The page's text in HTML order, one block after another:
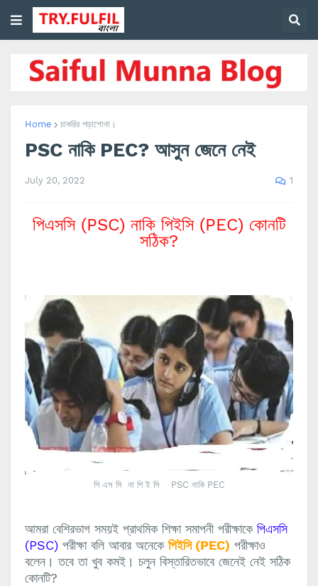
Home চাকরির পড়াশোনা।
PSC নাকি PEC? আসুন জেনে নেই
July 20, 2022 1
পিএসসি (PSC) নাকি পিইসি (PEC) কোনটি
সঠিক?
পি এস সি না পি ই সি PSC নাকি PEC
আমরা বেশিরভাগ সময়ই প্রাথমিক শিক্ষা সমাপনী পরীক্ষাকে পিএসসি
(PSC) পরীক্ষা বলি আবার অনেকে পিইসি (PEC) পরীক্ষাও
বলেন। তবে তা খুব কমই। চলুন বিস্তারিতভাবে জেনেই নেই সঠিক
কোনটি?